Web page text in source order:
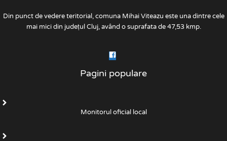
Din punct de vedere teritorial, comuna Mihai Viteazu este una dintre cele
mai mici din județul Cluj, având o suprafata de 47,53 kmp.
Pagini populare
Monitorul oficial local